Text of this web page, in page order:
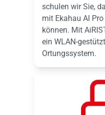
schulen wir Sie,
mit Ekahau AI
können. Mit
ein WLAN-
Ortungssystem.